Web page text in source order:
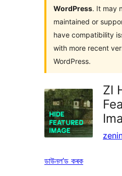
WordPress. It may
maintained or
have compatibility
with more recent
WordPress.
ZI
ডাউনল’ড কৰক